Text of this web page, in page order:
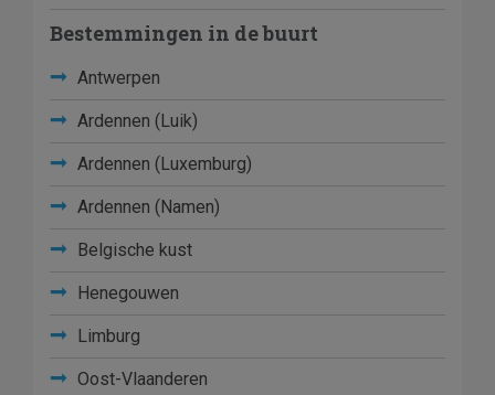
Bestemmingen in de buurt
Antwerpen
Ardennen (Luik)
Ardennen (Luxemburg)
Ardennen (Namen)
Belgische kust
Henegouwen
Limburg
Oost-Vlaanderen